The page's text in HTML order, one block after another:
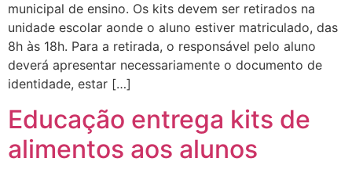
municipal de ensino. Os kits devem ser retirados na
unidade escolar aonde o aluno estiver matriculado, das
8h às 18h. Para a retirada, o responsável pelo aluno
deverá apresentar necessariamente o documento de
identidade, estar […]
Educação entrega kits de
alimentos aos alunos